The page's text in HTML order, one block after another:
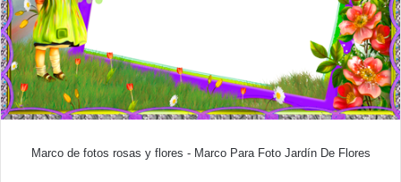
Marco de fotos rosas y flores - Marco Para Foto Jardín De Flores